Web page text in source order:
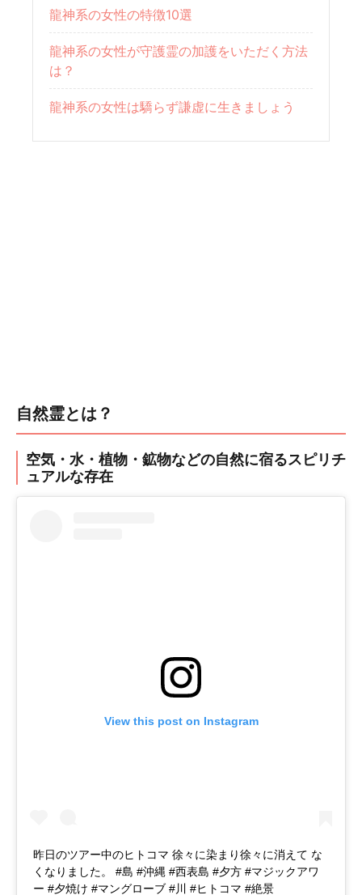
龍神系の女性の特徴10選
龍神系の女性が守護霊の加護をいただく方法
は？
龍神系の女性は驕らず謙虚に生きましょう
自然霊とは？
空気・水・植物・鉱物などの自然に宿るスピリチ
ュアルな存在
View this post on Instagram
昨日のツアー中のヒトコマ 徐々に染まり徐々に消えて な
くなりました。 #島 #沖縄 #西表島 #夕方 #マジックアワ
ー #夕焼け #マングローブ #川 #ヒトコマ #絶景